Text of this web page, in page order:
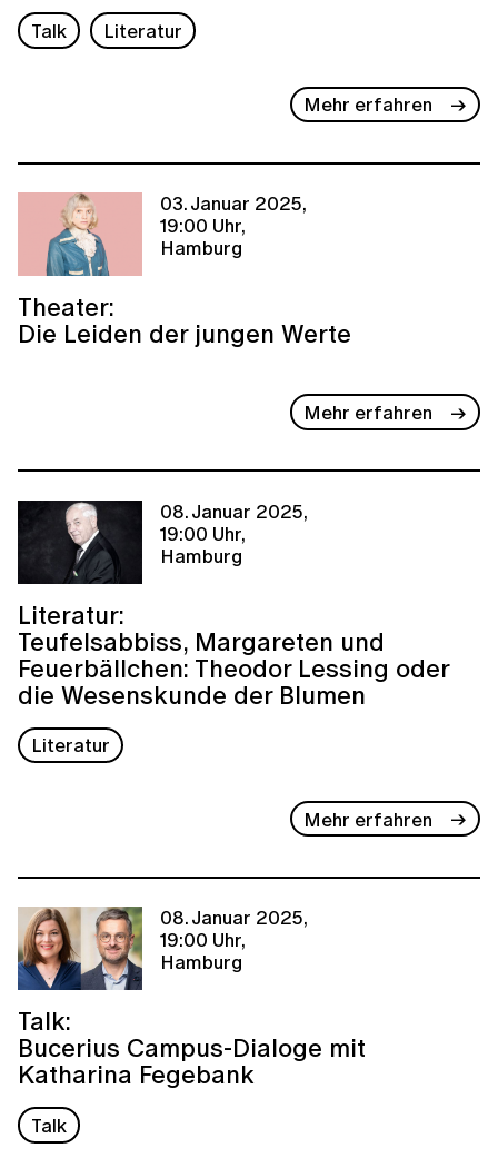
Talk Literatur
Mehr erfahren
03. Januar 2025,
19:00 Uhr,
Hamburg
Theater:
Die Leiden der jungen Werte
Mehr erfahren
08. Januar 2025,
19:00 Uhr,
Hamburg
Literatur:
Teufelsabbiss, Margareten und
Feuerbällchen: Theodor Lessing oder
die Wesenskunde der Blumen
Literatur
Mehr erfahren
08. Januar 2025,
19:00 Uhr,
Hamburg
Talk:
Bucerius Campus-Dialoge mit
Katharina Fegebank
Talk